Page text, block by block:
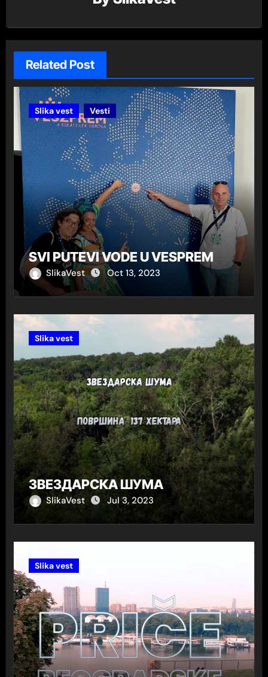
Related Post
Slika vest Vesti
SVI PUTEVI VODE U VESPREM
SlikaVest Oct 13, 2023
Slika vest
ЗВЕЗДАРСКА ШУМА
SlikaVest Jul 3, 2023
Slika vest